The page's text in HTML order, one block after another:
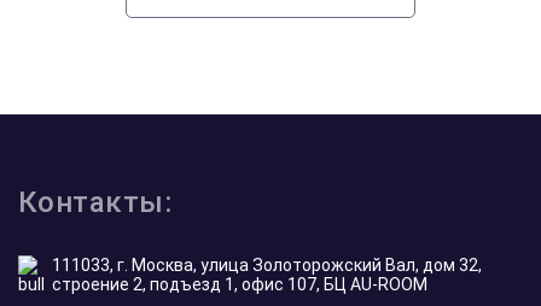
Контакты:
111033, г. Москва, улица Золоторожский Вал, дом 32,
строение 2, подъезд 1, офис 107, БЦ AU-ROOM